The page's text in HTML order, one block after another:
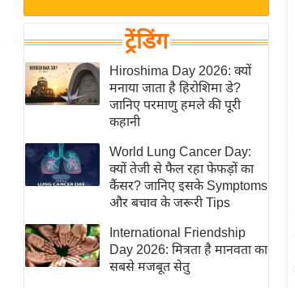
यंग इंडिया
साहित्य जगत
ऑटो वर्ल्ड
न्यूज ब्रीफ
बॉलीवुड
हॉलीवुड
फिल्म समीक्षा
Breaking
News
ट्रेंडिंग
Hiroshima Day 2026: क्यों
मनाया जाता है हिरोशिमा डे?
जानिए परमाणु हमले की पूरी
कहानी
World Lung Cancer Day:
क्यों तेजी से फैल रहा फेफड़ों का
कैंसर? जानिए इसके Symptoms
और बचाव के जरूरी Tips
International Friendship
Day 2026: मित्रता है मानवता का
सबसे मजबूत सेतु